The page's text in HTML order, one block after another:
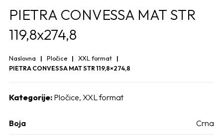
PIETRA CONVESSA MAT STR
119,8x274,8
Naslovna Pločice
XXL format
PIETRA CONVESSA MAT STR 119,8×274,8
Kategorije: Pločice, XXL format
Boja Crna